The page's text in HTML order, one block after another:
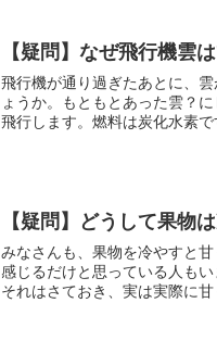
【疑問】なぜ飛行機雲
飛行機が通り過ぎたあとに、
ょうか。もともとあった雲？にしては不自然です
飛行します。燃料は炭化水素
【疑問】どうして果物
みなさんも、果物を冷やすと
感じるだけと思っている人もいますか？ 冷やした梨、美味しいですよ
それはさておき、実は実際に